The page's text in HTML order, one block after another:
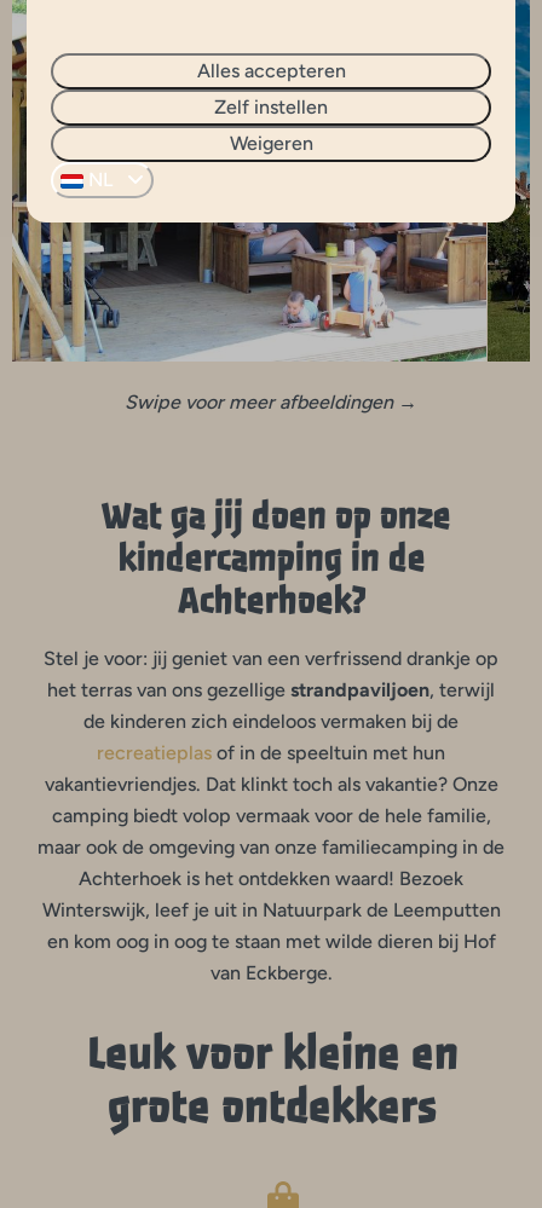
Swipe voor meer afbeeldingen →
Wat ga jij doen op onze
kindercamping in de
Achterhoek?
Stel je voor: jij geniet van een verfrissend drankje op
het terras van ons gezellige strandpaviljoen, terwijl
de kinderen zich eindeloos vermaken bij de
recreatieplas of in de speeltuin met hun
vakantievriendjes. Dat klinkt toch als vakantie? Onze
camping biedt volop vermaak voor de hele familie,
maar ook de omgeving van onze familiecamping in de
Achterhoek is het ontdekken waard! Bezoek
Winterswijk, leef je uit in Natuurpark de Leemputten
en kom oog in oog te staan met wilde dieren bij Hof
van Eckberge.
Leuk voor kleine en
grote ontdekkers
Alles accepteren
Zelf instellen
Weigeren
NL